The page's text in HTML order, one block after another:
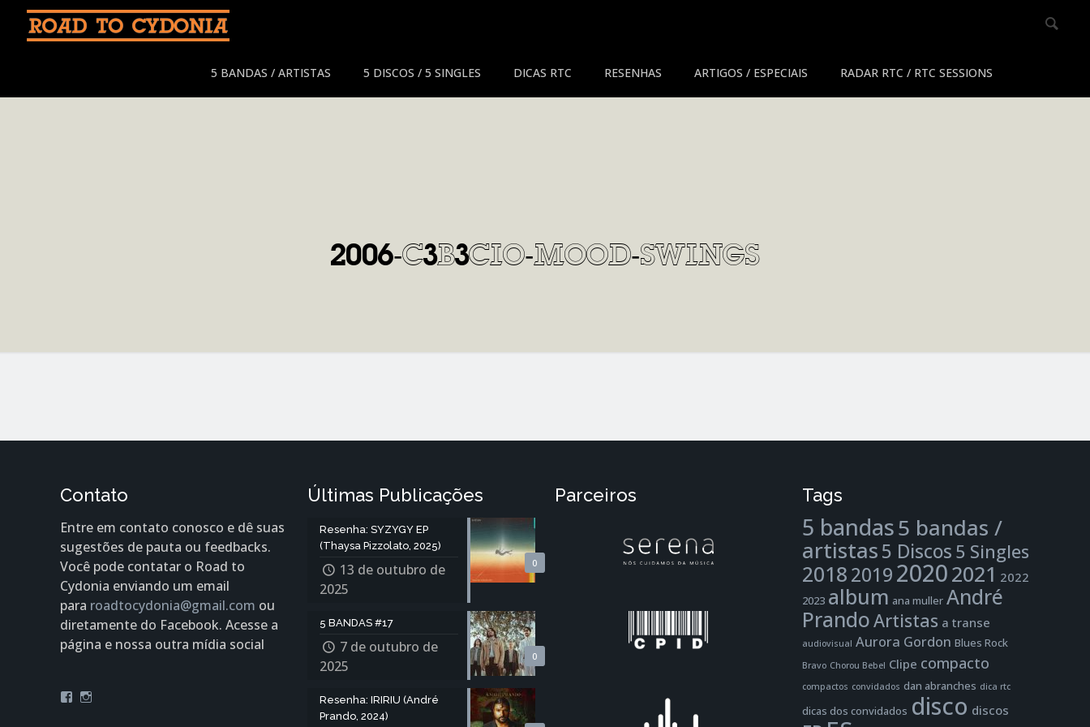
5 BANDAS / ARTISTAS 5 DISCOS / 5 SINGLES DICAS RTC RESENHAS ARTIGOS / ESPECIAIS RADAR RTC / RTC SESSIONS
2006-c3b3cio-mood-swings
Contato
Entre em contato conosco e dê suas
sugestões de pauta ou feedbacks.
Você pode contatar o Road to
Cydonia enviando um email
para roadtocydonia@gmail.com ou
diretamente do Facebook. Acesse a
página e nossa outra mídia social
Facebook
Últimas Publicações
0
Resenha: SYZYGY EP
(Thaysa Pizzolato, 2025)
13 de outubro de
2025
0
5 BANDAS #17
7 de outubro de
2025
Resenha: IRIRIU (André
Prando, 2024)
Parceiros Tags
5 bandas5 bandas /
artistas5 Discos 5 Singles
2018201920202021 2022
2023 album ana muller André
PrandoArtistas a transe
audiovisual Aurora Gordon Blues Rock
Bravo Chorou Bebel Clipe compacto
compactos convidados dan abranches dica rtc
dicas dos convidados disco discos